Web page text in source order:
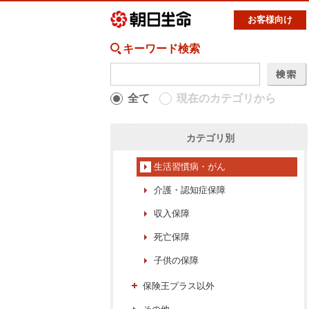
お客様向け
キーワード検索
全て 現在のカテゴリから
カテゴリ別
個人のお客様
医療保障
生活習慣病・がん
介護・認知症保障
収入保障
死亡保障
子供の保障
保険王プラス以外